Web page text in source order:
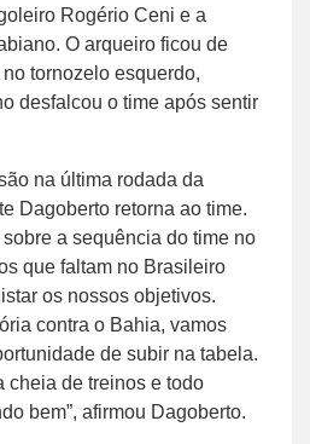
Rogério Ceni e a
O arqueiro ficou de
tornozelo esquerdo,
desfalcou o time após sentir
na última rodada da
Dagoberto retorna ao time.
a sequência do time no
que faltam no Brasileiro
os nossos objetivos.
contra o Bahia, vamos
de subir na tabela.
cheia de treinos e todo
bem”, afirmou Dagoberto.